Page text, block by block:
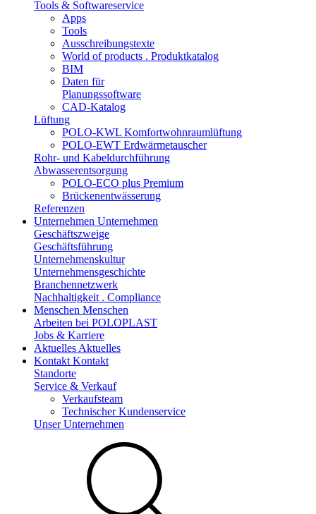
Tools & Softwareservice
Apps
Tools
Ausschreibungstexte
World of products . Produktkatalog
BIM
Daten für
Planungssoftware
CAD-Katalog
Lüftung
POLO-KWL Komfortwohnraumlüftung
POLO-EWT Erdwärmetauscher
Rohr- und Kabeldurchführung
Abwasserentsorgung
POLO-ECO plus Premium
Brückenentwässerung
Referenzen
Unternehmen Unternehmen
Geschäftszweige
Geschäftsführung
Unternehmenskultur
Unternehmensgeschichte
Branchennetzwerk
Nachhaltigkeit . Compliance
Menschen Menschen
Arbeiten bei POLOPLAST
Jobs & Karriere
Aktuelles Aktuelles
Kontakt Kontakt
Standorte
Service & Verkauf
Verkaufsteam
Technischer Kundenservice
Unser Unternehmen